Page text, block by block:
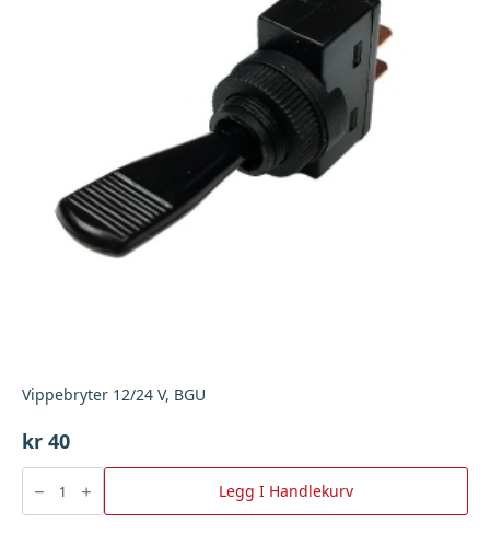
Vippebryter 12/24 V, BGU
kr 40
Vippebryter
BGU
Legg I Handlekurv